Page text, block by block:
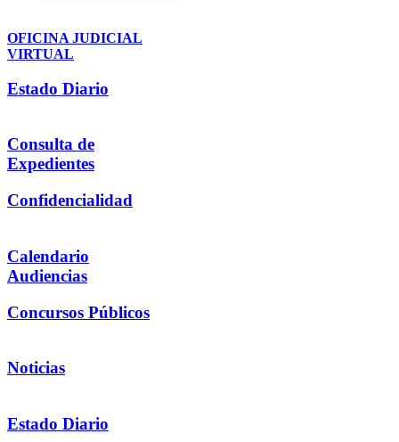
OFICINA JUDICIAL
VIRTUAL
Estado Diario
Consulta de
Expedientes
Confidencialidad
Calendario
Audiencias
Concursos Públicos
Noticias
Estado Diario